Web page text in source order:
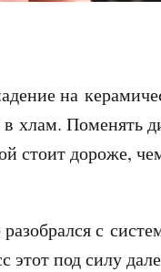
на
хлам. Поменять
стоит дороже,
с
этот под силу